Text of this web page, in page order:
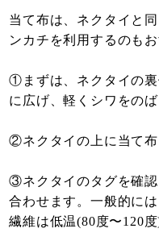
当て布は、ネクタイと
ンカチを利用するのもお
①まずは、ネクタイの
に広げ、軽くシワをのば
②ネクタイの上に当て布
③ネクタイのタグを確
合わせます。一般的に
繊維は低温(80度〜120度